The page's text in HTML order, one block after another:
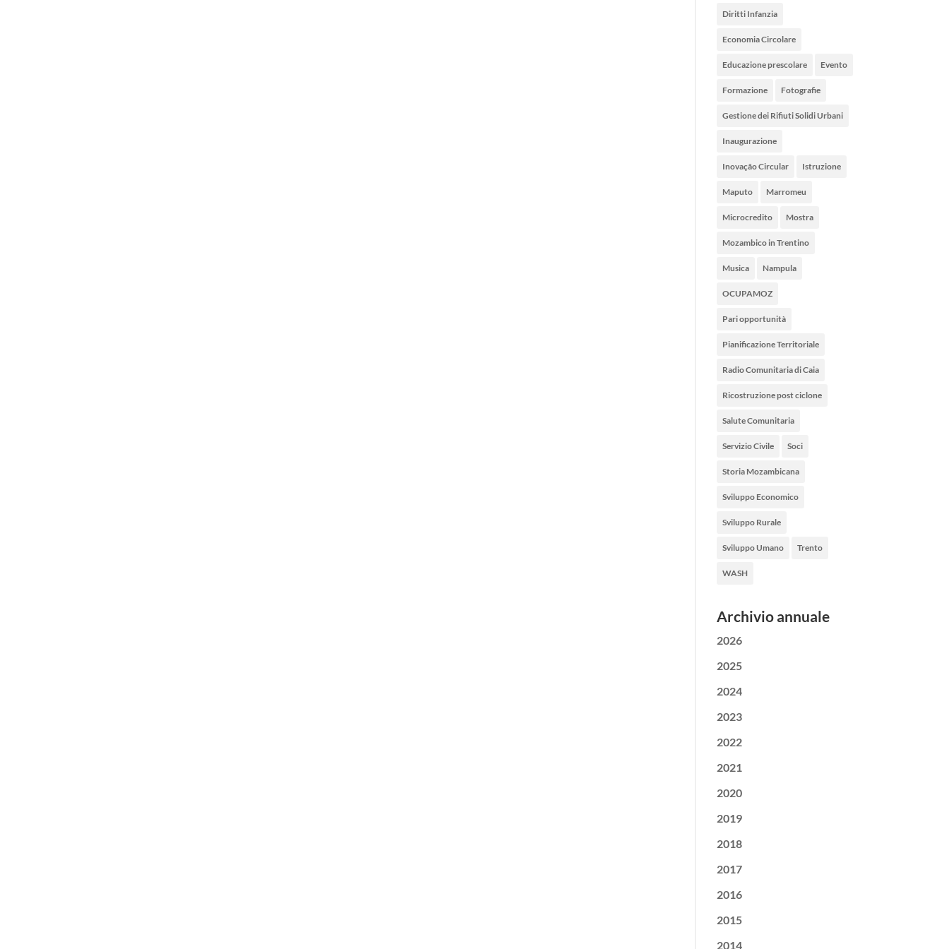
Diritti Infanzia
Economia Circolare
Educazione prescolare Evento
Formazione Fotografie
Gestione dei Rifiuti Solidi Urbani
Inaugurazione
Inovação Circular Istruzione
Maputo Marromeu
Microcredito Mostra
Mozambico in Trentino
Musica Nampula
OCUPAMOZ
Pari opportunità
Pianificazione Territoriale
Radio Comunitaria di Caia
Ricostruzione post ciclone
Salute Comunitaria
Servizio Civile Soci
Storia Mozambicana
Sviluppo Economico
Sviluppo Rurale
Sviluppo Umano Trento
WASH
Archivio annuale
2026
2025
2024
2023
2022
2021
2020
2019
2018
2017
2016
2015
2014